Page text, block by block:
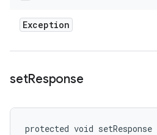
Exception
setResponse
protected void